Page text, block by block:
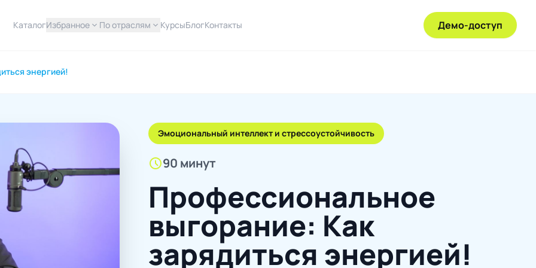
КаталогИзбранное expand_more По отраслям expand_more КурсыБлогКонтакты Демо-доступ
энергией!
Эмоциональный интеллект и стрессоустойчивость
schedule90 минут
Профессиональное
выгорание: Как
зарядиться энергией!